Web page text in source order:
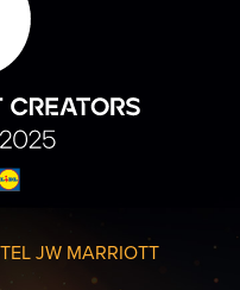
JW MARRIOTT